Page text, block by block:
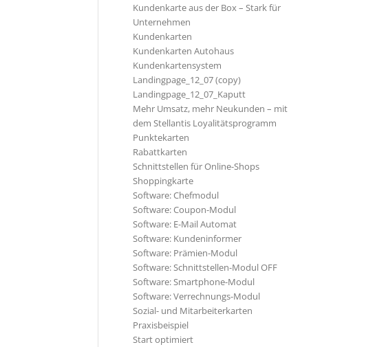
Kundenkarte aus der Box – Stark für
Unternehmen
Kundenkarten
Kundenkarten Autohaus
Kundenkartensystem
Landingpage_12_07 (copy)
Landingpage_12_07_Kaputt
Mehr Umsatz, mehr Neukunden – mit
dem Stellantis Loyalitätsprogramm
Punktekarten
Rabattkarten
Schnittstellen für Online-Shops
Shoppingkarte
Software: Chefmodul
Software: Coupon-Modul
Software: E-Mail Automat
Software: Kundeninformer
Software: Prämien-Modul
Software: Schnittstellen-Modul OFF
Software: Smartphone-Modul
Software: Verrechnungs-Modul
Sozial- und Mitarbeiterkarten
Praxisbeispiel
Start optimiert